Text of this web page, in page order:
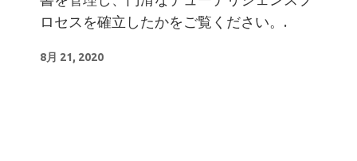
ロセスを確立したかをご覧ください。.
8月 21, 2020